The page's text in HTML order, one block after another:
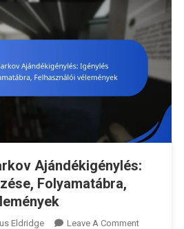
Ajándékigénylés:
Folyamatábra,
Eldridge Leave A CommentOn